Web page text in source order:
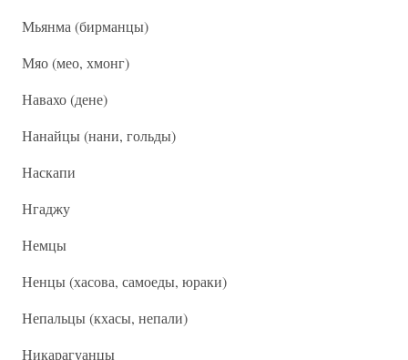
Мьянма (бирманцы)
Мяо (мео, хмонг)
Навахо (дене)
Нанайцы (нани, гольды)
Наскапи
Нгаджу
Немцы
Ненцы (хасова, самоеды, юраки)
Непальцы (кхасы, непали)
Никарагуанцы